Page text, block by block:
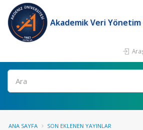
Akademik Veri Yönetim
Ara
ANA SAYFA SON EKLENEN YAYINLAR